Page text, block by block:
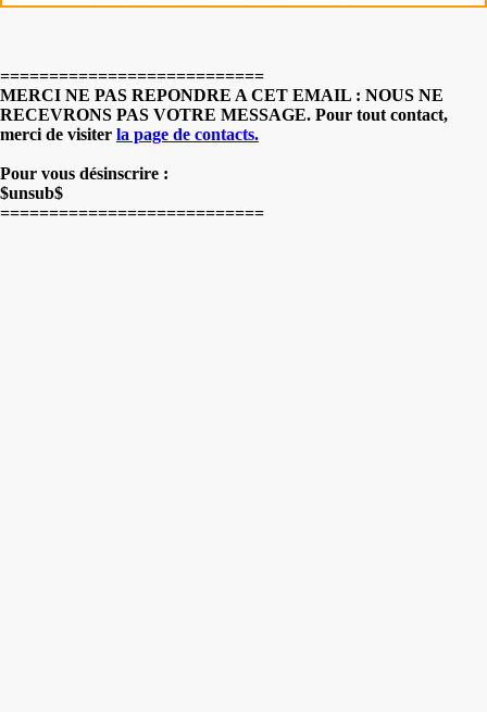
===========================
MERCI NE PAS REPONDRE A CET EMAIL : NOUS NE
RECEVRONS PAS VOTRE MESSAGE. Pour tout contact,
merci de visiter la page de contacts.
Pour vous désinscrire :
$unsub$
===========================